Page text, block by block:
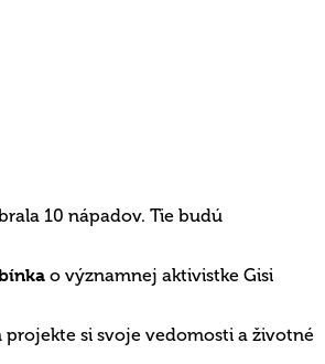
10 nápadov. Tie budú
o významnej aktivistke Gisi
projekte si svoje vedomosti a životné